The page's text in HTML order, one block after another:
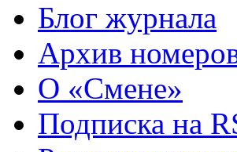
Блог журнала
Архив
О «Смене»
Подписка на